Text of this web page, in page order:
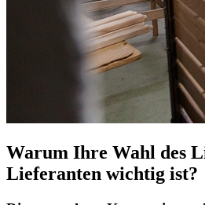
Warum Ihre Wahl des
Lieferanten wichtig ist?